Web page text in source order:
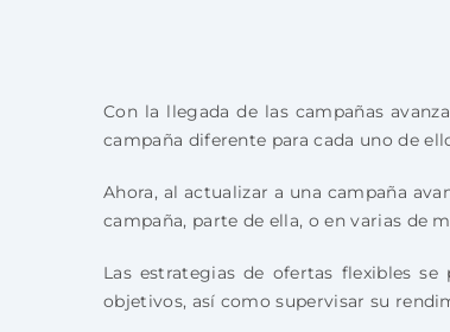
Con la llegada de las campañas
campaña diferente para cada uno de
Ahora, al actualizar a una campaña
campaña, parte de ella, o en varias de
Las estrategias de ofertas flexibles
objetivos, así como supervisar su